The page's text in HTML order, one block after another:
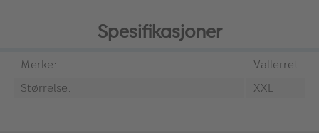
Spesifikasjoner
Merke:
Vallerret
Størrelse:
XXL